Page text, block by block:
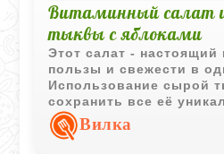
Витаминный салат
тыквы с яблоками
Этот салат - настоящий
пользы и свежести в
Использование сырой
сохранить все её
микроэлементы, а
яблоком делает вкус
Вилка